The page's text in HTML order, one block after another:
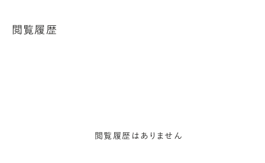
閲覧履歴
閲覧履歴はありません